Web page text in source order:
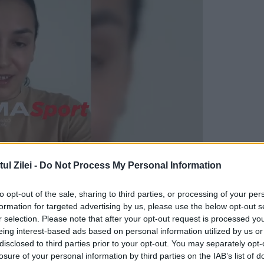
Zilei - Do Not Process My Personal Information
opt-out of the sale, sharing to third parties, or processing of your
for targeted advertising by us, please use the below opt-out
selection. Please note that after your opt-out request is processed
interest-based ads based on personal information utilized by us
to third parties prior to your opt-out. You may separately
of your personal information by third parties on the IAB’s list of
și depresie
depresia şi dificultăţile parentale
la serviciile de terapie psihologică şi